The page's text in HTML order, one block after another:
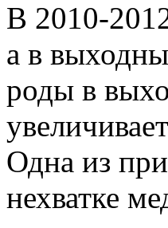
В 2010-
а в
роды в
Одна из
нехватке